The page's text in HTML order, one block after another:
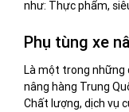
như: Thực phẩm,
Phụ tùng xe
Là một trong những
nâng hàng Trung
Chất lượng, dịch vụ